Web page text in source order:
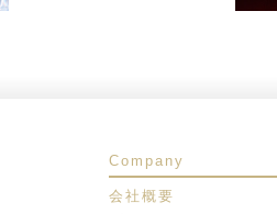
Company
会社概要